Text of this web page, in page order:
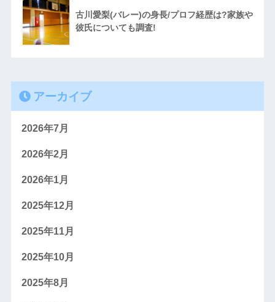
古川愛梨(バレー)の身長/プロフ経歴は?家族や
彼氏についても調査!
アーカイブ
2026年7月
2026年2月
2026年1月
2025年12月
2025年11月
2025年10月
2025年8月